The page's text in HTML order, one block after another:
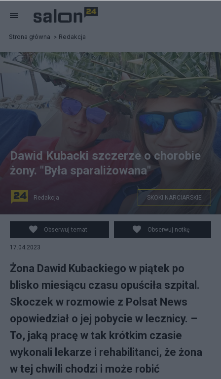
Strona główna Redakcja
(Dawid Kubacki i Marta Kubacka. Fot. Facebook/Dawid
Kubacki)
Dawid Kubacki szczerze o chorobie
żony. "Była sparaliżowana"
Redakcja SKOKI NARCIARSKIE
Obserwuj temat Obserwuj notkę
17.04.2023
Żona Dawid Kubackiego w piątek po
blisko miesiącu czasu opuściła szpital.
Skoczek w rozmowie z Polsat News
opowiedział o jej pobycie w lecznicy. –
To, jaką pracę w tak krótkim czasie
wykonali lekarze i rehabilitanci, że żona
w tej chwili chodzi i może robić